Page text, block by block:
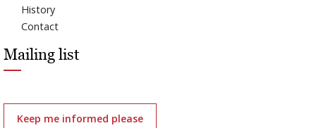
History
Contact
Mailing list
Keep me informed please